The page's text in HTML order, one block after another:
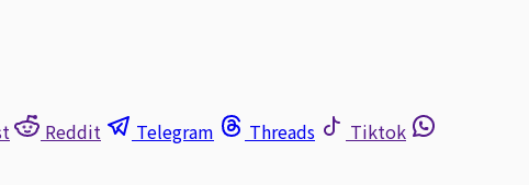
Reddit Telegram Threads
Tiktok